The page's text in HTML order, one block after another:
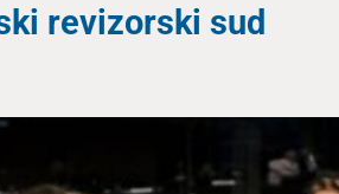
revizorski sud